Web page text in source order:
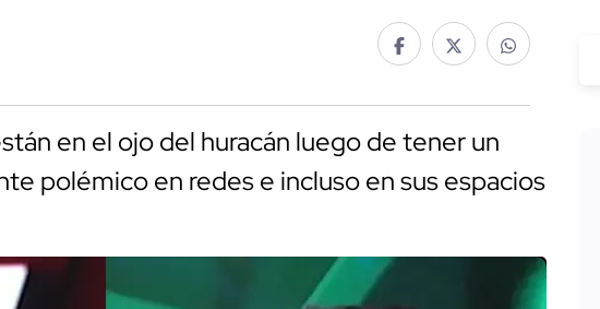
en el ojo del huracán luego de tener un
polémico en redes e incluso en sus espacios